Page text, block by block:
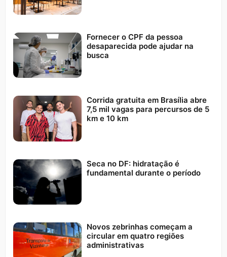
Fornecer o CPF da pessoa
desaparecida pode ajudar na
busca
Corrida gratuita em Brasília abre
7,5 mil vagas para percursos de 5
km e 10 km
Seca no DF: hidratação é
fundamental durante o período
Novos zebrinhas começam a
circular em quatro regiões
administrativas